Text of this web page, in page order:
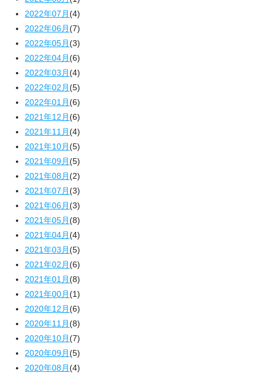
2022年07月(4)
2022年06月(7)
2022年05月(3)
2022年04月(6)
2022年03月(4)
2022年02月(5)
2022年01月(6)
2021年12月(6)
2021年11月(4)
2021年10月(5)
2021年09月(5)
2021年08月(2)
2021年07月(3)
2021年06月(3)
2021年05月(8)
2021年04月(4)
2021年03月(5)
2021年02月(6)
2021年01月(8)
2021年00月(1)
2020年12月(6)
2020年11月(8)
2020年10月(7)
2020年09月(5)
2020年08月(4)